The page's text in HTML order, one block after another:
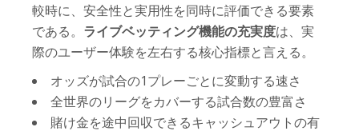
較時に、安全性と実用性を同時に評価できる要素
である。 ライブベッティング機能の充実度は、実
際のユーザー体験を左右する核心指標と言える。
オッズが試合の1プレーごとに変動する速さ
全世界のリーグをカバーする試合数の豊富さ
賭け金を途中回収できるキャッシュアウトの有